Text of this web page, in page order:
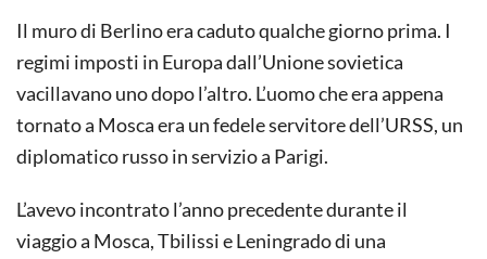
Il muro di Berlino era caduto qualche giorno prima. I
regimi imposti in Europa dall’Unione sovietica
vacillavano uno dopo l’altro. L’uomo che era appena
tornato a Mosca era un fedele servitore dell’URSS, un
diplomatico russo in servizio a Parigi.
L’avevo incontrato l’anno precedente durante il
viaggio a Mosca, Tbilissi e Leningrado di una